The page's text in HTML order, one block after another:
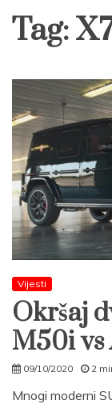
Tag:
Vijesti
Okršaj
M50i vs
09/10/2020 2
Mnogi moderni